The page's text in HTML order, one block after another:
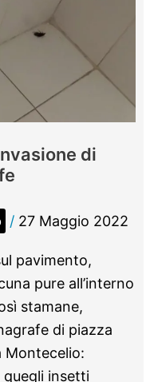
di
/ 27 Maggio 2022
pavimento,
pure all’interno
stamane,
di piazza
Montecelio:
insetti